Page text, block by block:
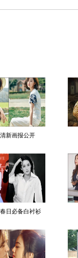
新画报公开
日必备白衬衫